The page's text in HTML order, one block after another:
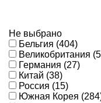
Не выбрано
Бельгия (404)
Великобритания
Германия (27)
Китай (38)
Россия (15)
Южная Корея